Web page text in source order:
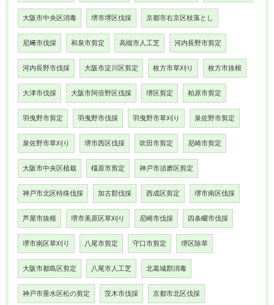
大阪市中央区消毒 堺市堺区伐採 京都市右京区枝落とし
尼﨑市伐採 和泉市剪定 高槻市人工芝 河内長野市剪定
河内長野市伐採 大阪市淀川区剪定 枚方市草刈り 枚方市抜根
大津市伐採 大阪市阿倍野区伐採 堺区剪定 柏原市剪定
羽曳野市剪定 羽曳野市伐採 羽曳野市草刈り 泉佐野市剪定
泉佐野市草刈り 堺市西区伐採 吹田市剪定 尼崎市剪定
大阪市中央区植栽 橿原市剪定 神戸市須磨区剪定
神戸市北区特殊伐採 加古郡伐採 西成区剪定 堺市南区伐採
芦屋市抜根 堺市美原区草刈り 尼崎市伐採 四条畷市伐採
堺市南区草刈り 八尾市剪定 守口市剪定 堺区除草
大阪市都島区剪定 八尾市人工芝 北葛城郡消毒
神戸市垂水区松の剪定 茨木市伐採 京都市北区伐採